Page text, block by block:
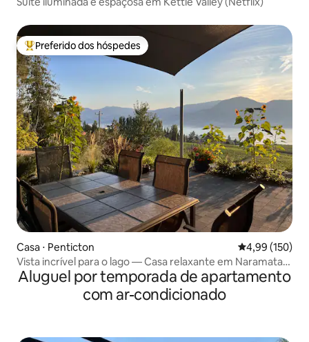
Entre os melhores preferidos dos hóspedes
Preferido dos hóspedes
Casa ⋅ Penticton 4,99 de uma
4,99 (150)
Vista incrível para o lago — Casa relaxante em Naramata
Bench
Aluguel por temporada de apartamento
com ar-condicionado